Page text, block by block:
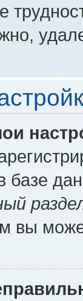
базе
вы